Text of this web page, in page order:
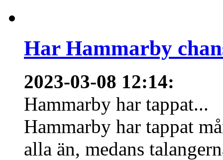
Har Hammarby
2023-03-08 12:14:
Hammarby har tappat...
Hammarby har tappat
alla än, medans